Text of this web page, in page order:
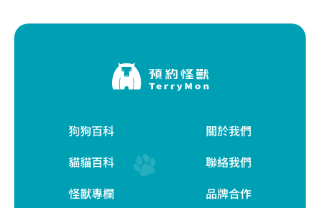
狗狗百科
貓貓百科
怪獸專欄
關於我們
聯絡我們
品牌合作